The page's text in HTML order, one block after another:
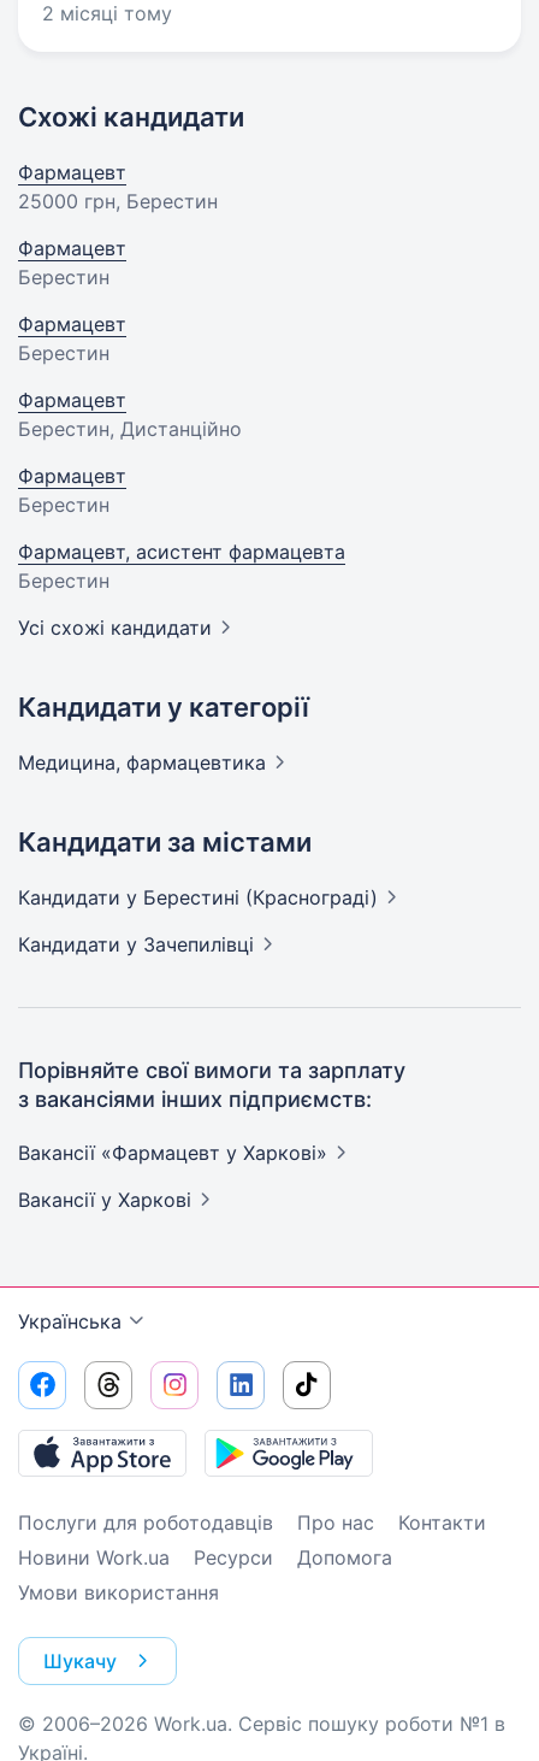
2 місяці тому
Схожі кандидати
Фармацевт
25000 грн, Берестин
Фармацевт
Берестин
Фармацевт
Берестин
Фармацевт
Берестин, Дистанційно
Фармацевт
Берестин
Фармацевт, асистент фармацевта
Берестин
Усі схожі кандидати
Кандидати у категорії
Медицина, фармацевтика
Кандидати за містами
Кандидати у Берестині (Краснограді)
Кандидати у Зачепилівці
Порівняйте свої вимоги та зарплату
з вакансіями інших підприємств:
Вакансії «Фармацевт у Харкові»
Вакансії у Харкові
Українська
Послуги для роботодавців Про нас
Контакти
Новини Work.ua
Ресурси
Допомога
Умови використання
Шукачу
© 2006–2026 Work.ua. Сервіс пошуку роботи №1 в
Україні.